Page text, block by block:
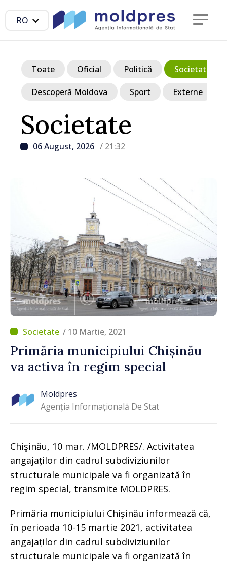
RO
Societate
06 August, 2026 / 21:32
Toate Oficial Politică Societate
Descoperă Moldova Sport Externe
/ 10 Martie, 2021
Primăria municipiului Chișinău
va activa în regim special
Moldpres
Agenția Informațională De Stat
Chişinău, 10 mar. /MOLDPRES/. Activitatea
angajaților din cadrul subdiviziunilor
structurale municipale va fi organizată în
regim special, transmite MOLDPRES.
Primăria municipiului Chișinău informează că,
în perioada 10-15 martie 2021, activitatea
angajaților din cadrul subdiviziunilor
structurale municipale va fi organizată în